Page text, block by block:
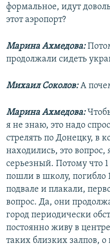
формальное, идут
этот аэропорт?
Марина Ахмедова:
продолжали сидеть
Михаил Соколов:А
Марина Ахмедова:
я не знаю, это надо
стрелять по Донецку, в
находились, это
серьезный. Потому что 1
пошли в школу, погибло
подвале и плакали,
вопрос. Да, они
город периодически
постоянно живу в
таких близких залпов,